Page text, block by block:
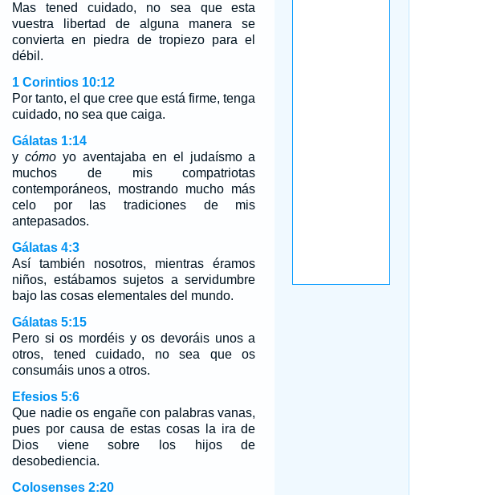
Mas tened cuidado, no sea que esta
vuestra libertad de alguna manera se
convierta en piedra de tropiezo para el
débil.
1 Corintios 10:12
Por tanto, el que cree que está firme, tenga
cuidado, no sea que caiga.
Gálatas 1:14
y cómoyo aventajaba en el judaísmo a
muchos de mis compatriotas
contemporáneos, mostrando mucho más
celo por las tradiciones de mis
antepasados.
Gálatas 4:3
Así también nosotros, mientras éramos
niños, estábamos sujetos a servidumbre
bajo las cosas elementales del mundo.
Gálatas 5:15
Pero si os mordéis y os devoráis unos a
otros, tened cuidado, no sea que os
consumáis unos a otros.
Efesios 5:6
Que nadie os engañe con palabras vanas,
pues por causa de estas cosas la ira de
Dios viene sobre los hijos de
desobediencia.
Colosenses 2:20